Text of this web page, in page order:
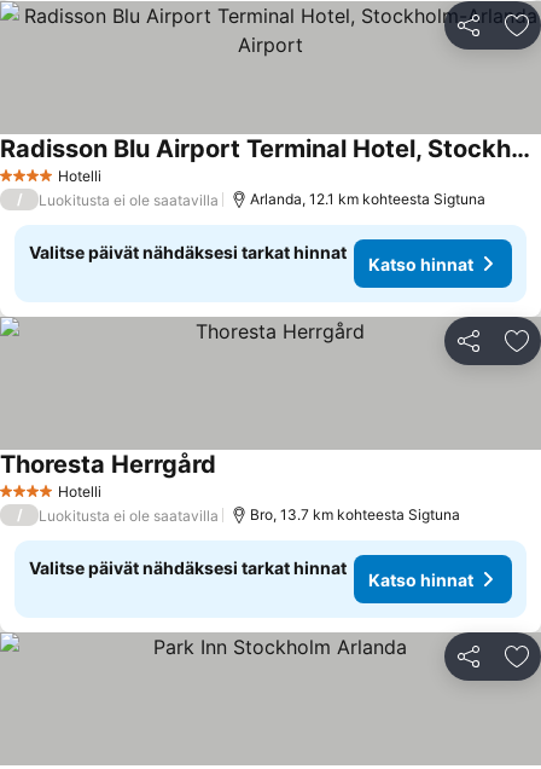
Jaa
4 Tähtiluokitus
Hotelli
Radisson Blu Airport Terminal Hotel, Stockholm-Arlanda Airport
/ Luokitusta ei ole saatavilla Arlanda, 12.1 km kohteesta Sigtuna
Valitse päivät nähdäksesi tarkat hinnat
Katso hinnat
Jaa
4 Tähtiluokitus
Hotelli
Thoresta Herrgård
/ Luokitusta ei ole saatavilla Bro, 13.7 km kohteesta Sigtuna
Valitse päivät nähdäksesi tarkat hinnat
Katso hinnat
Jaa